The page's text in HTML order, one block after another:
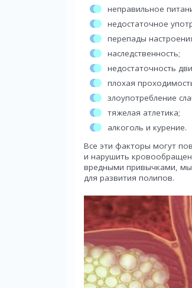
неправильное
недостаточное
перепады
наследственность;
недостаточность
плохая
злоупотребление
тяжелая атлетика;
алкоголь и курение.
Все эти факторы могут
и нарушить
вредными привычками, мы
для развития полипов.